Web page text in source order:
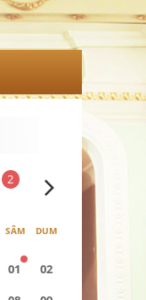
2
SÂM DUM
01
02